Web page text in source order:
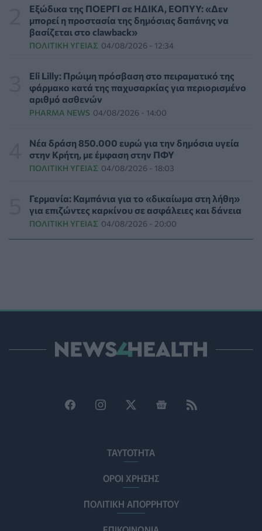
ΥΓΕΊΑ 06/08/2026 - 17:01
Γιαννάκος: Πρωτοφανής πίεση στο Νοσοκομείο
Ζακύνθου - Καταγγέλθηκαν οκτώ βιασμοί γυναικών
Έκτακτα μέτρα και στην Καστοριά κατά της διασποράς
της ευλογιάς των προβάτων
ΕΠΙΚΑΙΡΌΤΗΤΑ 06/08/2026 - 16:16
Τα τρία SOS στη μέση ηλικία που εξασφαλίζουν 13
επιπλέον χρόνια χωρίς άνοια
ΥΓΕΊΑ 06/08/2026 - 16:00
Εθελοντές του ΕΕΣ διέσωσαν δεκάδες οικόσιτα και
άγρια ζώα από τις φωτιές στη Δυτική Αττική
06/08/2026 - 15:42
ΥΓΕΊΑ 06/08/2026 - 15:00
ΕΔΟΕΑΠ: Συστάσεις για τις επερχόμενες ζέστες -
Πότε πρέπει να απευθυνθούμε στον γιατρό μας
06/08/2026 - 14:17
Skin dysmorphia: Όταν η εμμονή με το «τέλειο» δέρμα
αποτελεί πρόβλημα ψυχικής υγείας
06/08/2026 - 14:00
Εξώδικα της ΠΟΕΡΓΙ σε ΗΔΙΚΑ, ΕΟΠΥΥ: «Δεν
μπορεί η προστασία της δημόσιας δαπάνης να
βασίζεται στο clawback»
ΠΟΛΙΤΙΚΉ ΥΓΕΊΑΣ 04/08/2026 - 12:34
Eli Lilly: Πρώιμη πρόσβαση στο πειραματικό της
φάρμακο κατά της παχυσαρκίας για περιορισμένο
αριθμό ασθενών
PHARMA NEWS 04/08/2026 - 14:00
Νέα δράση 850.000 ευρώ για την δημόσια υγεία
στην Κρήτη, με έμφαση στην ΠΦΥ
ΠΟΛΙΤΙΚΉ ΥΓΕΊΑΣ 04/08/2026 - 18:03
Γερμανία: Καμπάνια για το «δικαίωμα στη λήθη»
για επιζώντες καρκίνου σε ασφάλειες και δάνεια
ΠΟΛΙΤΙΚΉ ΥΓΕΊΑΣ 04/08/2026 - 20:00
ΤΑΥΤΟΤΗΤΑ
ΟΡΟΙ ΧΡΗΣΗΣ
ΠΟΛΙΤΙΚΗ ΑΠΟΡΡΗΤΟΥ